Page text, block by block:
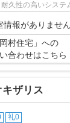
久性の高いシステ
情報がありません
岡村住宅」への
合わせはこちら
ザリス
礼0